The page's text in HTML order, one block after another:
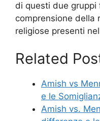
di questi due gruppi
comprensione della
religiose presenti
Related
Amish vs
e le
Amish vs.